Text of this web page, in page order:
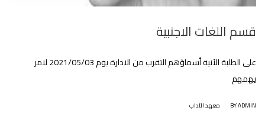
قسم اللغات الاجنبية
على الطلبة اﻵنية أسماؤهم التقرب من الادارة يوم 2021/05/03 لامر
يهمهم
BY ADMIN معهد الآداب